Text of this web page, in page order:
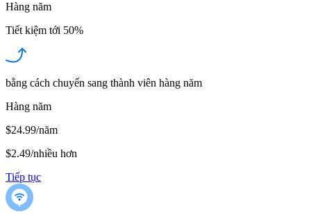
Hàng năm
Tiết kiệm tới 50%
bằng cách chuyển sang thành viên hàng năm
Hàng năm
$24.99/năm
$2.49/nhiều hơn
Tiếp tục